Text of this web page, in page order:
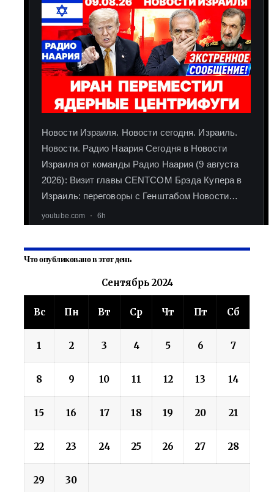
Что опубликовано в этот день
Сентябрь 2024
Вс Пн Вт Ср Чт Пт Сб
1 2 3 4 5 6 7
8 9 10 11 12 13 14
15 16 17 18 19 20 21
22 23 24 25 26 27 28
29 30